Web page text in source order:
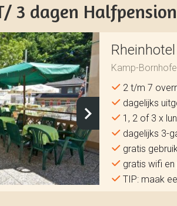
3 dagen
Kamp-
2 t/m 7
dagelijks
1, 2 of 3 x
dagelijks 3-
gratis
gratis wifi en
TIP: maak